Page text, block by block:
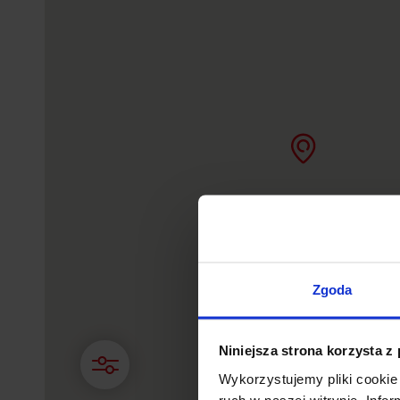
Zgoda
Niniejsza strona korzysta z
Wykorzystujemy pliki